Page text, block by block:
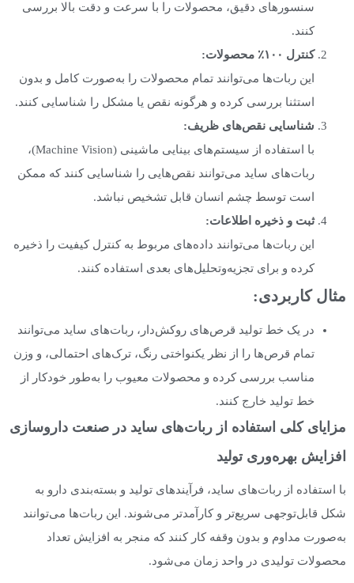
سنسورهای دقیق، محصولات را با سرعت و دقت بالا بررسی
کنند.
کنترل ۱۰۰٪ محصولات
:
این ربات‌ها می‌توانند تمام محصولات را به‌صورت کامل و بدون
استثنا بررسی کرده و هرگونه نقص یا مشکل را شناسایی کنند.
شناسایی نقص‌های ظریف:
با استفاده از سیستم‌های بینایی ماشینی (Machine Vision)،
ربات‌های ساید می‌توانند نقص‌هایی را شناسایی کنند که ممکن
است توسط چشم انسان قابل تشخیص نباشد.
ثبت و ذخیره اطلاعات:
این ربات‌ها می‌توانند داده‌های مربوط به کنترل کیفیت را ذخیره
کرده و برای تجزیه‌وتحلیل‌های بعدی استفاده کنند.
مثال کاربردی:
در یک خط تولید قرص‌های روکش‌دار، ربات‌های ساید می‌توانند
تمام قرص‌ها را از نظر یکنواختی رنگ، ترک‌های احتمالی، و وزن
مناسب بررسی کرده و محصولات معیوب را به‌طور خودکار از
خط تولید خارج کنند.
مزایای کلی استفاده از ربات‌های ساید در صنعت داروسازی
افزایش بهره‌وری تولید
با استفاده از ربات‌های ساید، فرآیندهای تولید و بسته‌بندی دارو به
شکل قابل‌توجهی سریع‌تر و کارآمدتر می‌شوند. این ربات‌ها می‌توانند
به‌صورت مداوم و بدون وقفه کار کنند که منجر به افزایش تعداد
محصولات تولیدی در واحد زمان می‌شود.